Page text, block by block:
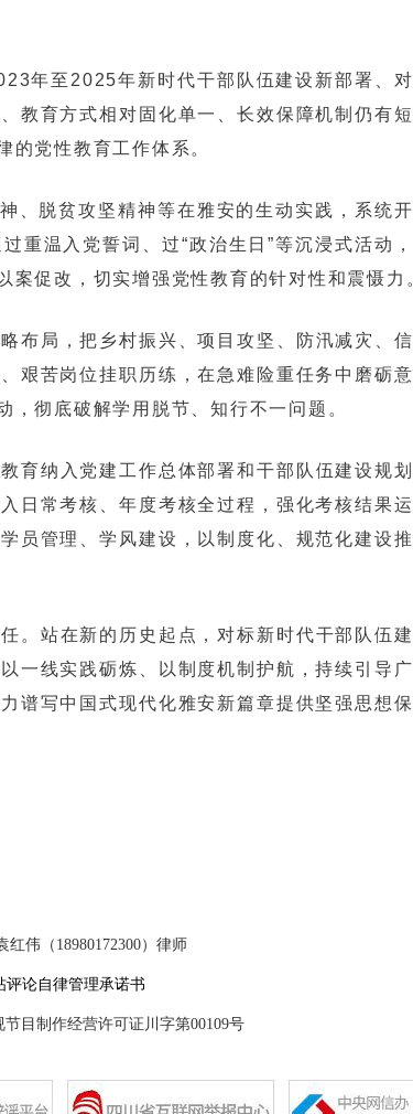
年至2025年新时代干部队伍建设新部署、
教育方式相对固化单一、长效保障机制仍有
党性教育工作体系。
、脱贫攻坚精神等在雅安的生动实践，系统
重温入党誓词、过“政治生日”等沉浸式活动
案促改，切实增强党性教育的针对性和震慑力
布局，把乡村振兴、项目攻坚、防汛减灾、
艰苦岗位挂职历练，在急难险重任务中磨砺
彻底破解学用脱节、知行不一问题。
育纳入党建工作总体部署和干部队伍建设规
日常考核、年度考核全过程，强化考核结果
员管理、学风建设，以制度化、规范化建设
。站在新的历史起点，对标新时代干部队伍
一线实践砺炼、以制度机制护航，持续引导
谱写中国式现代化雅安新篇章提供坚强思想
伟（18980172300）律师
评论自律管理承诺书
节目制作经营许可证川字第00109号